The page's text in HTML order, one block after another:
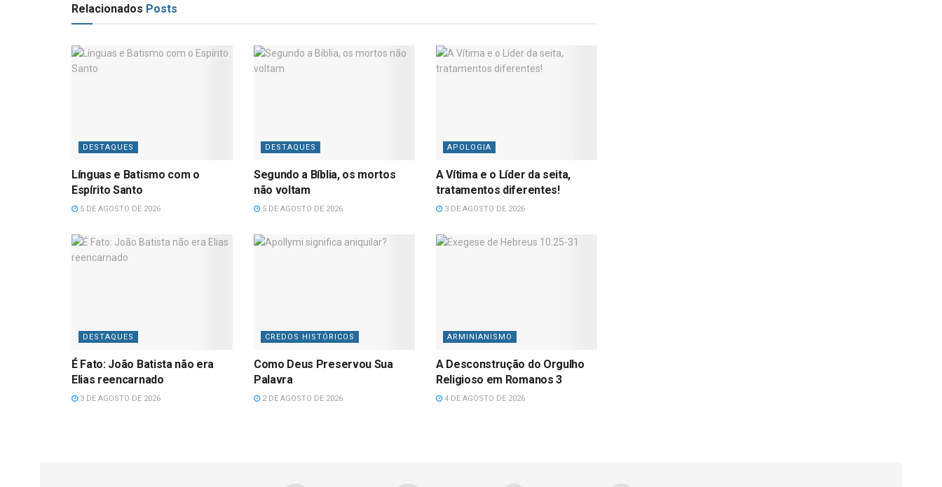
Relacionados Posts
DESTAQUES
Línguas e Batismo com o
Espírito Santo
5 DE AGOSTO DE 2026
DESTAQUES
Segundo a Bíblia, os mortos
não voltam
5 DE AGOSTO DE 2026
APOLOGIA
A Vítima e o Líder da seita,
tratamentos diferentes!
3 DE AGOSTO DE 2026
DESTAQUES
É Fato: João Batista não era
Elias reencarnado
3 DE AGOSTO DE 2026
CREDOS HISTÓRICOS
Como Deus Preservou Sua
Palavra
2 DE AGOSTO DE 2026
ARMINIANISMO
A Desconstrução do Orgulho
Religioso em Romanos 3
4 DE AGOSTO DE 2026